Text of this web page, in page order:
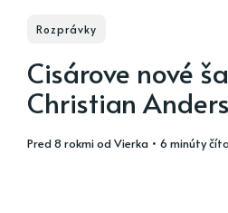
Rozprávky
Cisárove nové
Christian
pred 8 rokmiodVierka • 6 minúty